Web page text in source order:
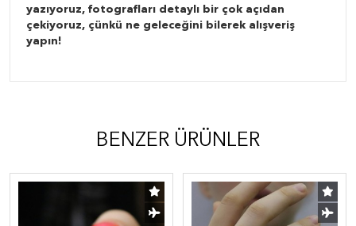
yazıyoruz, fotografları detaylı bir çok açıdan
çekiyoruz, çünkü ne geleceğini bilerek alışveriş
yapın!
BENZER ÜRÜNLER